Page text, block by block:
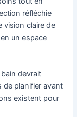
réfléchie
vision claire de
un espace
devrait
de planifier avant
existent pour